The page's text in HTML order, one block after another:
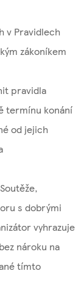
v Pravidlech
zákoníkem
pravidla
termínu konání
od jejich
s dobrými
vyhrazuje
nároku na
tímto